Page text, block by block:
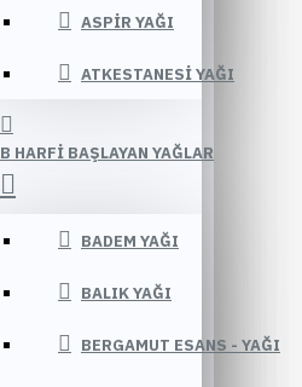
ASPIR YAĞI
ATKESTANESI YAĞI
B HARFI BAŞLAYAN YAĞLAR
BADEM YAĞI
BALIK YAĞI
BERGAMUT ESANS - YAĞI